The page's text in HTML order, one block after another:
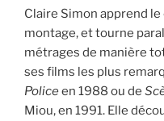
Claire Simon apprend
montage, et tourne
métrages de manière
ses films les plus
Policeen 1988 ou de
Miou, en 1991. Elle